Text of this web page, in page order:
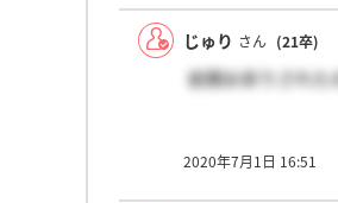
じゅり さん (21卒)
前期お祈りされた
2020年7月1日 16:51